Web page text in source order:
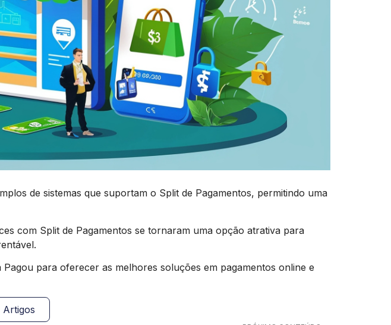
de sistemas que suportam o Split de Pagamentos, permitindo uma
com Split de Pagamentos se tornaram uma opção atrativa para
para oferecer as melhores soluções em pagamentos online e
Artigos